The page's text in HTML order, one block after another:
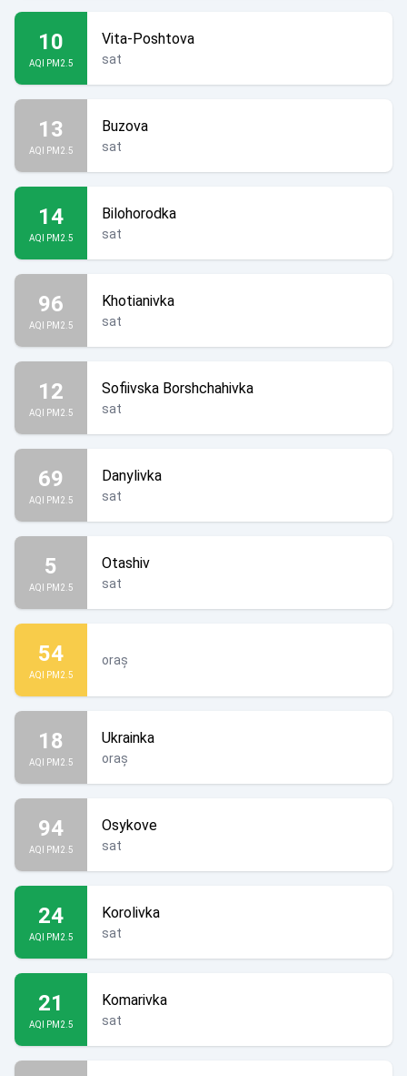
10
AQI PM2.5
Vita-Poshtova
sat
13
AQI PM2.5
Buzova
sat
14
AQI PM2.5
Bilohorodka
sat
96
AQI PM2.5
Khotianivka
sat
12
AQI PM2.5
Sofiivska Borshchahivka
sat
69
AQI PM2.5
Danylivka
sat
5
AQI PM2.5
Otashiv
sat
54
AQI PM2.5
oraș
18
AQI PM2.5
Ukrainka
oraș
94
AQI PM2.5
Osykove
sat
24
AQI PM2.5
Korolivka
sat
21
AQI PM2.5
Komarivka
sat